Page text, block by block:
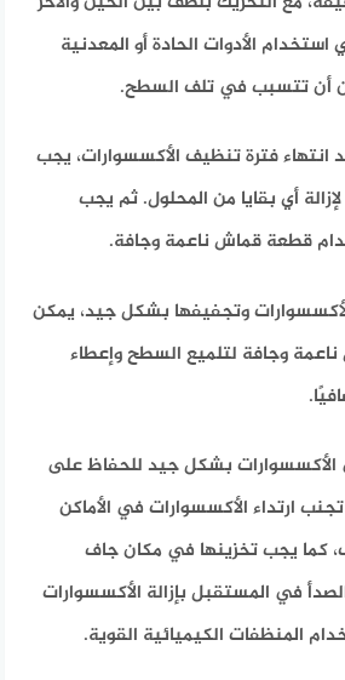
استخدام الأدوات الحادة أو المعدنية
أن تتسبب في تلف السطح.
فترة تنظيف الأكسسوارات، يجب
أي بقايا من المحلول. ثم يجب
قطعة قماش ناعمة وجافة.
وتجفيفها بشكل جيد، يمكن
وجافة لتلميع السطح وإعطاء
الأكسسوارات بشكل جيد للحفاظ على
ارتداء الأكسسوارات في الأماكن
كما يجب تخزينها في مكان جاف
في المستقبل بإزالة الأكسسوارات
المنظفات الكيميائية القوية.